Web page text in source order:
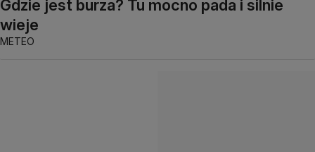
Gdzie jest burza? Tu mocno pada i silnie
wieje
METEO